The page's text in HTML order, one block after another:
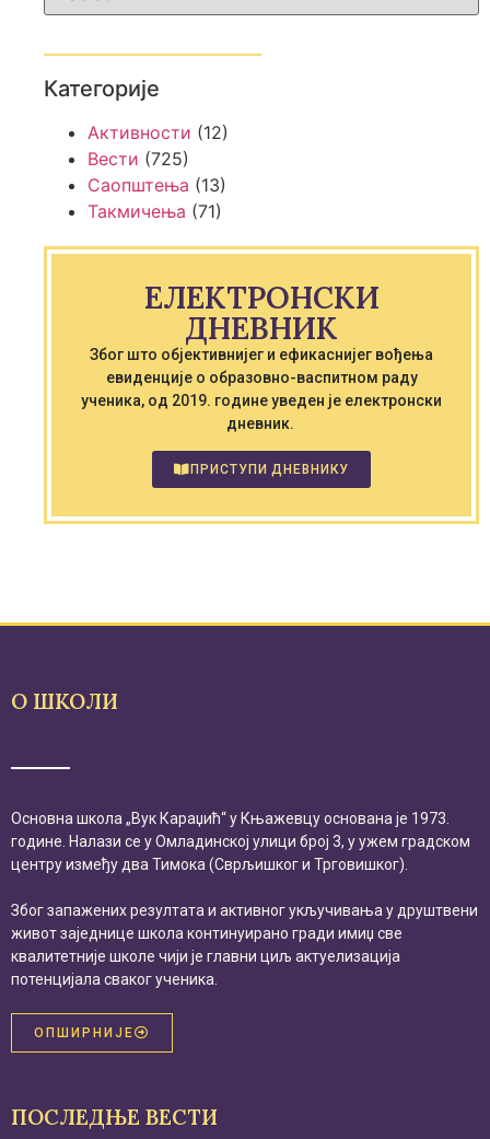
Категорије
Активности (12)
Вести (725)
Саопштења (13)
Такмичења (71)
ЕЛЕКТРОНСКИ
ДНЕВНИК
Због што објективнијег и ефикаснијег вођења
евиденције о образовно-васпитном раду
ученика, од 2019. године уведен је електронски
дневник.
ПРИСТУПИ ДНЕВНИКУ
О ШКОЛИ
Основна школа „Вук Караџић“ у Књажевцу основана је 1973.
године. Налази се у Омладинској улици број 3, у ужем градском
центру између два Тимока (Сврљишког и Трговишког).
Због запажених резултата и активног укључивања у друштвени
живот заједнице школа континуирано гради имиџ све
квалитетније школе чији је главни циљ актуелизација
потенцијала сваког ученика.
ОПШИРНИЈЕ
ПОСЛЕДЊЕ ВЕСТИ